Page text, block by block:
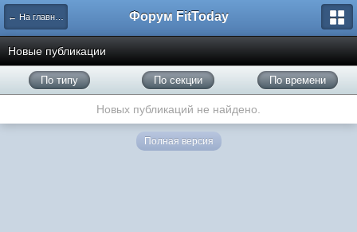
← На главную Форум FitToday
Новые публикации
По типу По секции По времени
Новых публикаций не найдено.
Полная версия